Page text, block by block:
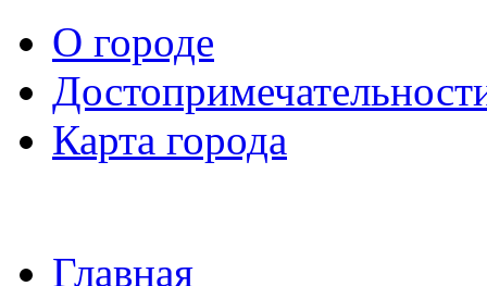
О городе
Карта города
Главная